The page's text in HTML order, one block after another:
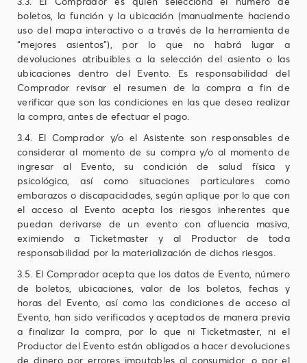
boletos, la función y la ubicación (manualmente haciendo
uso del mapa interactivo o a través de la herramienta de
“mejores asientos”), por lo que no habrá lugar a
devoluciones atribuibles a la selección del asiento o las
ubicaciones dentro del Evento. Es responsabilidad del
Comprador revisar el resumen de la compra a fin de
verificar que son las condiciones en las que desea realizar
la compra, antes de efectuar el pago.
3.4. El Comprador y/o el Asistente son responsables de
considerar al momento de su compra y/o al momento de
ingresar al Evento, su condición de salud física y
psicológica, así como situaciones particulares como
embarazos o discapacidades, según aplique por lo que con
el acceso al Evento acepta los riesgos inherentes que
puedan derivarse de un evento con afluencia masiva,
eximiendo a Ticketmaster y al Productor de toda
responsabilidad por la materialización de dichos riesgos.
3.5. El Comprador acepta que los datos de Evento, número
de boletos, ubicaciones, valor de los boletos, fechas y
horas del Evento, así como las condiciones de acceso al
Evento, han sido verificados y aceptados de manera previa
a finalizar la compra, por lo que ni Ticketmaster, ni el
Productor del Evento están obligados a hacer devoluciones
de dinero por errores imputables al consumidor, o por el